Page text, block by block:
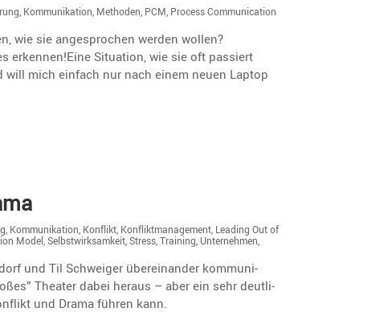
Kommunikation Methoden PCM Process Communication
wie sie angesprochen werden wollen?
erkennen!Eine Situation, wie sie oft passiert
will mich einfach nur nach einem neuen Laptop
Kommunikation Konflikt Konfliktmanagement Leading Out of
Model ,Selbstwirksamkeit ,Stress ,Training Unternehmen
und Til Schweiger überein­ander kommu­ni­
Theater dabei heraus – aber ein sehr deutli­
und Drama führen kann.